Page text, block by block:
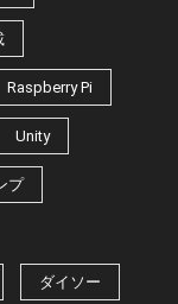
Raspberry Pi
Unity
プ
ダイソー